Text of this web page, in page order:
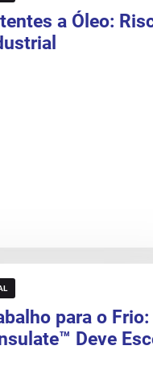
a Óleo:
para o
Deve